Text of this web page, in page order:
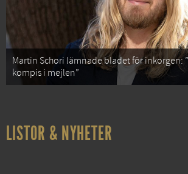
Martin Schori lämnade bladet för inkorgen:
kompis i mejlen”
LISTOR & NYHETER